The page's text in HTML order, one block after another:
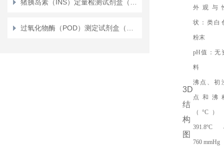
3D
结
构
图
外观与
状：类白
粉末
pH值：无
料
沸点、初
点和沸
（°C）
391.8ºC
760 mmHg